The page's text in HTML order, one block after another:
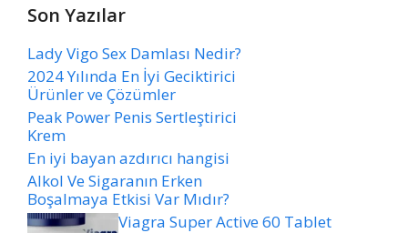
Son Yazılar
Lady Vigo Sex Damlası Nedir?
2024 Yılında En İyi Geciktirici
Ürünler ve Çözümler
Peak Power Penis Sertleştirici
Krem
En iyi bayan azdırıcı hangisi
Alkol Ve Sigaranın Erken
Boşalmaya Etkisi Var Mıdır?
Viagra Super Active 60 Tablet